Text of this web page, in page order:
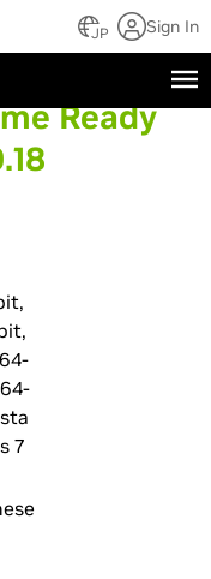
JP Sign In
Ready
7